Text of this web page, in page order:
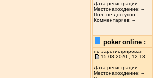
Дата регистрации: --
Местонахождение: --
Пол: не доступно
Комментариев: --
poker online :
не зарегистрирован
15.08.2020 , 12:13
Дата регистрации: --
Местонахождение: --